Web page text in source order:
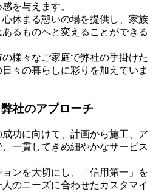
を与えます。
休まる憩いの場を提供し、家族
るものへと変えることができる
様々なご家庭で弊社の手掛けた
々の暮らしに彩りを加えていま
社のアプローチ
功に向けて、計画から施工、ア
一貫してきめ細やかなサービス
ンを大切にし、「信用第一」を
のニーズに合わせたカスタマイ